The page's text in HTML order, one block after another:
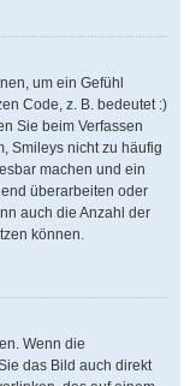
um ein Gefühl
Code, z. B. bedeutet :)
Sie beim Verfassen
Smileys nicht zu häufig
machen und ein
überarbeiten oder
auch die Anzahl der
können.
Wenn die
das Bild auch direkt